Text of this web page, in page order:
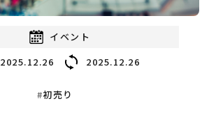
イベント
2025.12.26
2025.12.26
初売り